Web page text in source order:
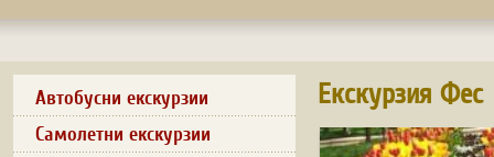
Автобусни екскурзии
Самолетни екскурзии
Екскурзия Фес